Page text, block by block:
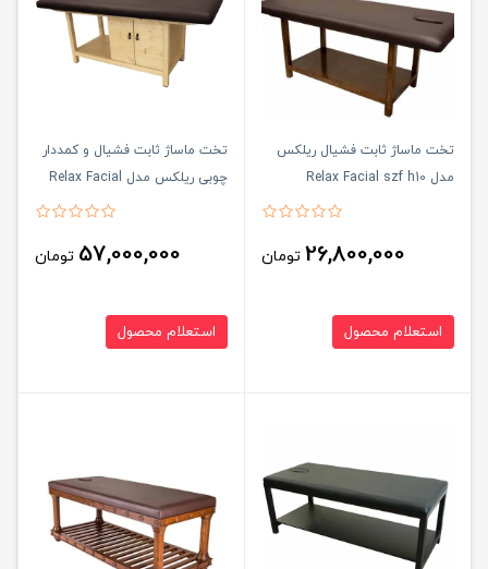
تخت ماساژ ثابت فشیال ریلکس
مدل Relax Facial szf h10
26,800,000 تومان
استعلام محصول
تخت ماساژ ثابت فشیال و کمددار
چوبی ریلکس مدل Relax Facial
57,000,000 تومان
استعلام محصول